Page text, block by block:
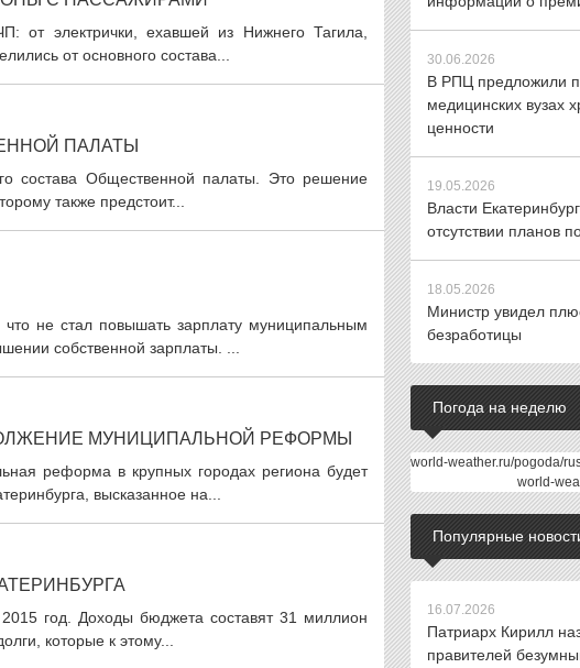
от электрички, ехавшей из Нижнего Тагила,
от основного состава...
ПАЛАТЫ
состава Общественной палаты. Это решение
также предстоит...
не стал повышать зарплату муниципальным
собственной зарплаты. ...
МУНИЦИПАЛЬНОЙ РЕФОРМЫ
реформа в крупных городах региона будет
высказанное на...
год. Доходы бюджета составят 31 миллион
которые к этому...
30.06.2026
В РПЦ предложили
медицинских вузах
ценности
19.05.2026
Власти
отсутствии планов
18.05.2026
Министр увидел
безработицы
Погода на неделю
world-
Популярные
16.07.2026
Патриарх Кирилл
правителей